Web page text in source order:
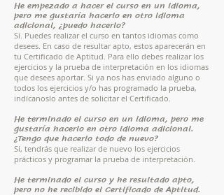
He empezado a hacer el curso en un idioma,
pero me gustaría hacerlo en otro idioma
adicional, ¿puedo hacerlo?
Sí. Puedes realizar el curso en tantos idiomas como
desees. En caso de resultar apto, estos aparecerán en
tu Certificado de Aptitud. Para ello debes realizar los
ejercicios y la prueba de interpretación en los idiomas
que desees aportar. Si ya nos has enviado alguno o
todos los ejercicios y/o has programado la prueba,
indícanoslo antes de solicitar el Certificado.
He terminado el curso en un idioma, pero me
gustaría hacerlo en otro idioma adicional.
¿Tengo que hacerlo todo de nuevo?
Sí, tendrás que realizar de nuevo los ejercicios
prácticos y programar la prueba de interpretación.
He terminado el curso y he resultado apto,
pero no he recibido el Certificado de Aptitud.